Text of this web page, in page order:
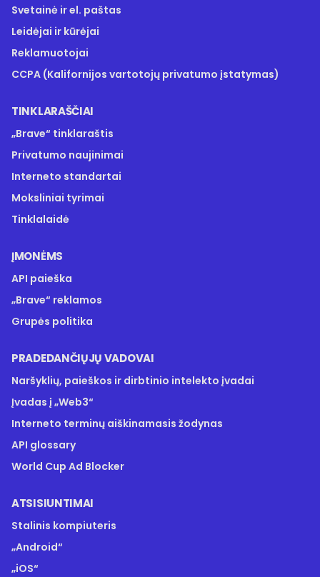
Svetainė ir el. paštas
Leidėjai ir kūrėjai
Reklamuotojai
CCPA (Kalifornijos vartotojų privatumo įstatymas)
TINKLARAŠČIAI
„Brave“ tinklaraštis
Privatumo naujinimai
Interneto standartai
Moksliniai tyrimai
Tinklalaidė
ĮMONĖMS
API paieška
„Brave“ reklamos
Grupės politika
PRADEDANČIŲJŲ VADOVAI
Naršyklių, paieškos ir dirbtinio intelekto įvadai
Įvadas į „Web3“
Interneto terminų aiškinamasis žodynas
API glossary
World Cup Ad Blocker
ATSISIUNTIMAI
Stalinis kompiuteris
„Android“
„iOS“